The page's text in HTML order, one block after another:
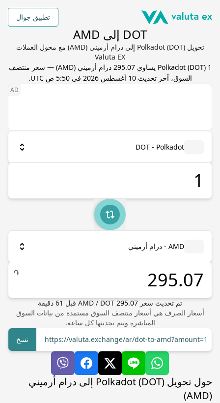
تطبيق جوال
DOT إلى AMD
تحويل Polkadot (DOT) إلى درام أرميني (AMD) مع محول العملات
Valuta EX
1
Polkadot(DOT) يساوي 295.07 درام أرميني (
AMD) — سعر منتصف
السوق، آخر تحديث10 أغسطس 2026 في 5:50 ص UTC .
DOT - Polkadot
AMD - درام أرميني
֏
تم تحديث سعر AMD / DOT 295.07 قبل 61 دقيقة
أسعار الصرف هي أسعار منتصف السوق مستمدة من بيانات السوق
المباشرة ويتم تحديثها كل ساعة.
https://valuta.exchange/ar/dot-to-amd?amount=1
نسخ
حول تحويل Polkadot (DOT) إلى درام أرميني
(AMD)